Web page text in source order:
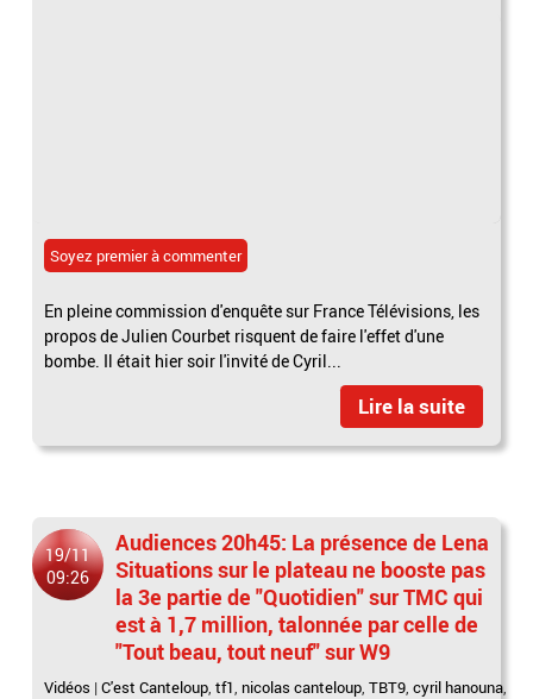
Soyez premier à commenter
En pleine commission d'enquête sur France Télévisions, les
propos de Julien Courbet risquent de faire l'effet d'une
bombe. Il était hier soir l'invité de Cyril...
Lire la suite
19/11
09:26
Audiences 20h45: La présence de Lena
Situations sur le plateau ne booste pas
la 3e partie de "Quotidien" sur TMC qui
est à 1,7 million, talonnée par celle de
"Tout beau, tout neuf" sur W9
Vidéos |C'est Canteloup,tf1, nicolas canteloup,TBT9,cyril hanouna,